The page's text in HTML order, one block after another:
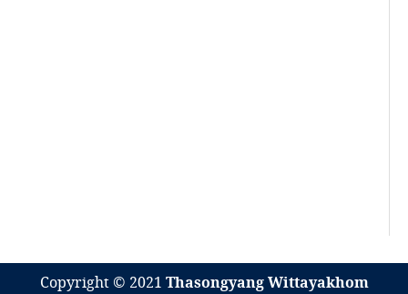
Copyright © 2021 Thasongyang Wittayakhom